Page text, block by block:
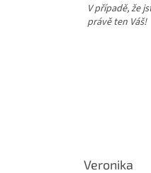
V případě, že
právě ten Váš!
Veronika